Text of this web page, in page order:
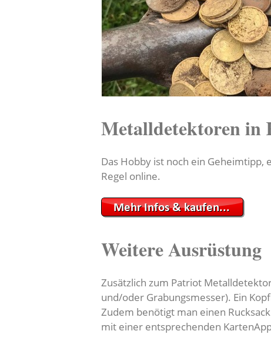
Metalldetektoren in
Das Hobby ist noch ein
Regel online.
Weitere Ausrüstung
Zusätzlich zum Patriot
und/oder Grabungsmesser). Ein
Zudem benötigt man einen
mit einer entsprechenden